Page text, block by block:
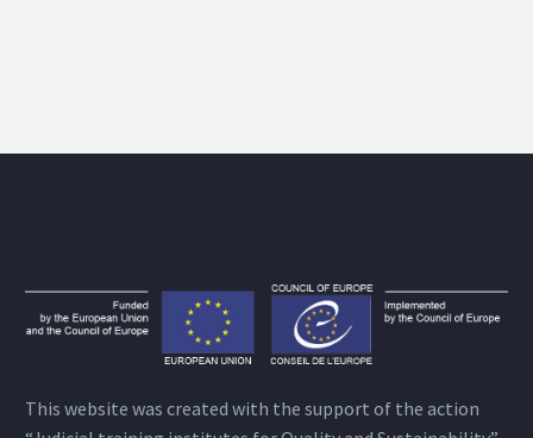
This website was created with the support of the action